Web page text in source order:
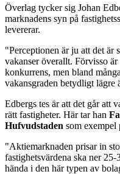
Överlag tycker sig Johan
marknadens syn på
levererar.
"Perceptionen är ju att det är
vakanser överallt. Förvisso
konkurrens, men bland
vakansgraden betydligt lägre
Edbergs tes är att det går att
rätt fastigheter. Här tar han
Hufvudstaden som exempel
"Aktiemarknaden prisar in
fastighetsvärdena ska ner
hända i den här typen av